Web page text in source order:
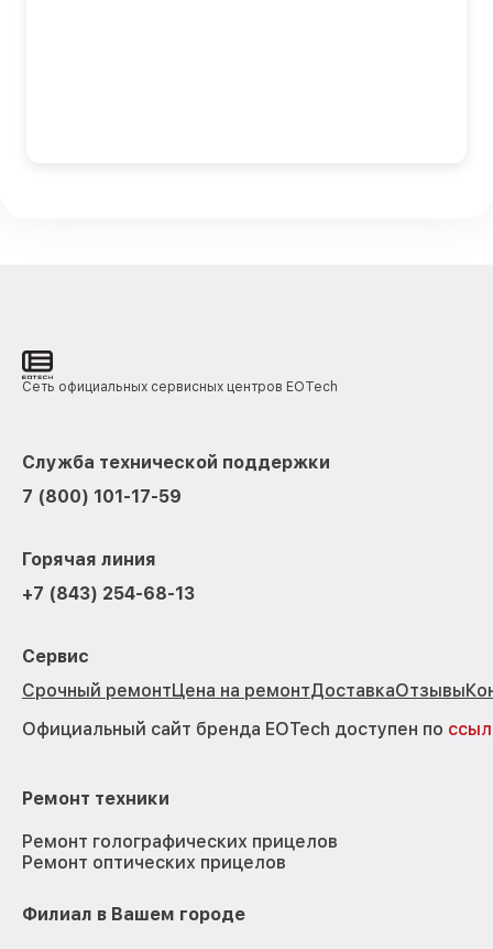
Сеть официальных сервисных центров EOTech
Служба технической поддержки
7 (800) 101-17-59
Горячая линия
+7 (843) 254-68-13
Сервис
Срочный ремонтЦена на ремонтДоставкаОтзывы
Официальный сайт бренда EOTech доступен по
Ремонт техники
Ремонт голографических прицелов
Ремонт оптических прицелов
Филиал в Вашем городе